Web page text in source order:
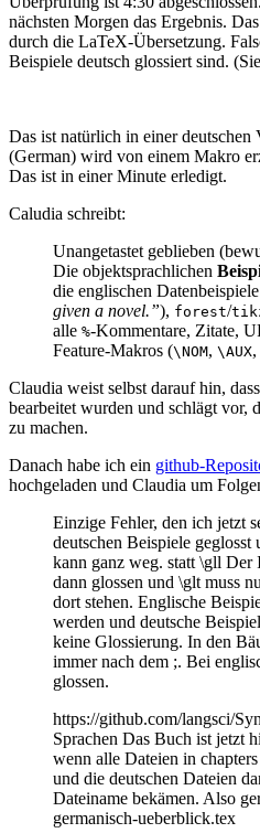
nächsten Morgen das Ergebnis.
durch die LaTeX-Übersetzung.
Beispiele deutsch glossiert sind.
Das ist natürlich in einer deutschen
(German) wird von einem Makro
Das ist in einer Minute erledigt.
Caludia schreibt:
Unangetastet geblieben
Die objektsprachlichen
die englischen
given a novel.”), forest/
alle %-Kommentare, Zitate,
Feature-Makros (\NOM, \AUX,
Claudia weist selbst darauf hin,
bearbeitet wurden und schlägt vor,
zu machen.
Danach habe ich ein github-
hochgeladen und Claudia um
Einzige Fehler, den ich jetzt
deutschen Beispiele geglosst
kann ganz weg. statt \gll Der
dann glossen und \glt muss
dort stehen. Englische
werden und deutsche
keine Glossierung. In den
immer nach dem ;. Bei
glossen.
https://github.com/langsci/
Sprachen Das Buch ist jetzt
wenn alle Dateien in
und die deutschen Dateien
Dateiname bekämen. Also
germanisch-ueberblick.tex